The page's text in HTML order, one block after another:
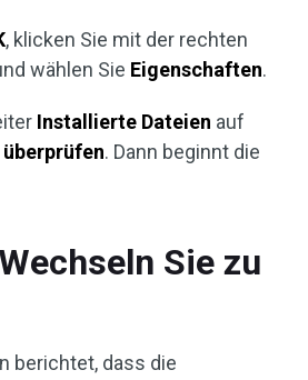
, klicken Sie mit der rechten
wählen Sie Eigenschaften.
Installierte Dateien auf
. Dann beginnt die
Sie zu
berichtet, dass die